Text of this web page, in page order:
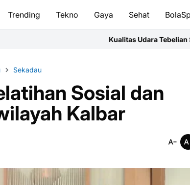
Trending Tekno Gaya Sehat
Kualitas Udara Tebelian Sempat Masuk
Sekadau
Sosial dan
Kalbar